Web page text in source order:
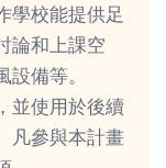
學校能提供足
論和上課空
設備等。
並使用於後續
凡參與本計畫